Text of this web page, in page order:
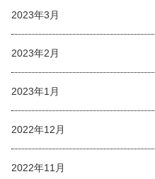
2023年3月
2023年2月
2023年1月
2022年12月
2022年11月